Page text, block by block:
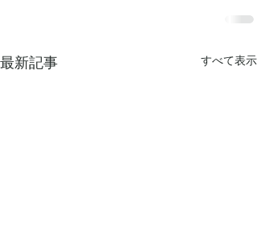
最新記事 すべて表示